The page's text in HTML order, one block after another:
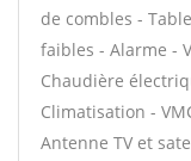
de combles -
faibles - Alarme -
Chaudière
Climatisation -
Antenne TV et